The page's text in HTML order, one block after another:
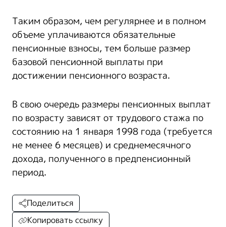
Таким образом, чем регулярнее и в полном
объеме уплачиваются обязательные
пенсионные взносы, тем больше размер
базовой пенсионной выплаты при
достижении пенсионного возраста.
В свою очередь размеры пенсионных выплат
по возрасту зависят от трудового стажа по
состоянию на 1 января 1998 года (требуется
не менее 6 месяцев) и среднемесячного
дохода, полученного в предпенсионный
период.
Поделиться
Копировать ссылку